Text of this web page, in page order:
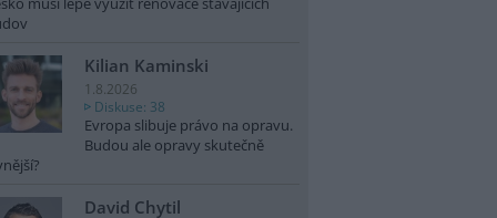
Kilian Kaminski
1.8.2026
Diskuse: 38
Evropa slibuje právo na opravu.
Budou ale opravy skutečně
David Chytil